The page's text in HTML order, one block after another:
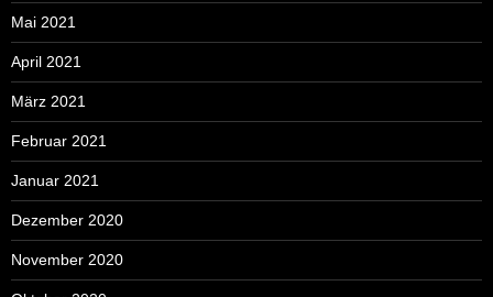
Mai 2021
April 2021
März 2021
Februar 2021
Januar 2021
Dezember 2020
November 2020